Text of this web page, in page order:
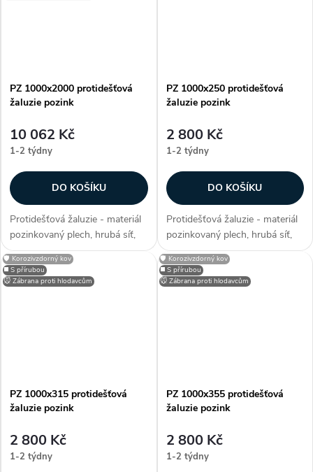
PZ 1000x2000 protidešťová
žaluzie pozink
10 062 Kč
1-2 týdny
DO KOŠÍKU
Protidešťová žaluzie - materiál
pozinkovaný plech, hrubá síť,
efektivní plocha sef 1,4602 m²,
snadno přizpůsobitelné díky
možnosti lakování RAL, zakryje
PZ 1000x250 protidešťová
žaluzie pozink
2 800 Kč
1-2 týdny
DO KOŠÍKU
Protidešťová žaluzie - materiál
pozinkovaný plech, hrubá síť,
efektivní plocha sef 0,0966 m²,
snadno přizpůsobitelné díky
možnosti lakování RAL, zakryje
◼️ S přírubou
🛡️ Korozivzdorný kov
🐭 Zábrana proti hlodavcům
PZ 1000x315 protidešťová
žaluzie pozink
2 800 Kč
1-2 týdny
◼️ S přírubou
🛡️ Korozivzdorný kov
🐭 Zábrana proti hlodavcům
PZ 1000x355 protidešťová
žaluzie pozink
2 800 Kč
1-2 týdny